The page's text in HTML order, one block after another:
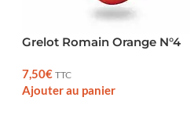
Grelot Romain Orange N°4
7,50€ TTC
Ajouter au panier